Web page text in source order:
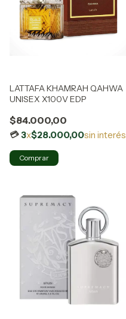
LATTAFA KHAMRAH QAHWA
UNISEX X100V EDP
$84.000,00
3x$28.000,00sin interés